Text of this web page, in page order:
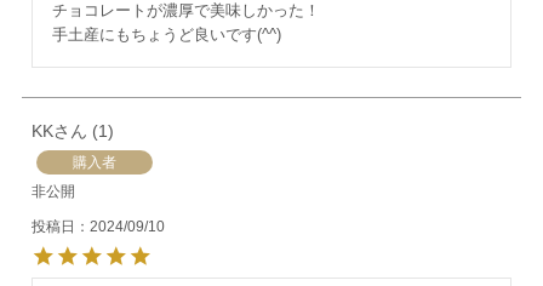
チョコレートが濃厚で美味しかった！
手土産にもちょうど良いです(^^)
KK 1
購入者
非公開
投稿日 2024/09/10